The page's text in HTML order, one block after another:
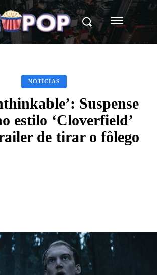
NOTÍCIAS
Suspense
estilo ‘Cloverfield’
de tirar o fôlego